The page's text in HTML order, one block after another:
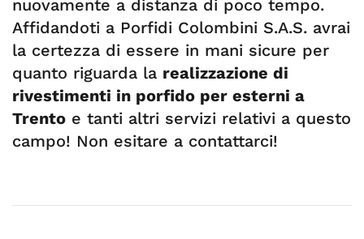
nuovamente a distanza di poco tempo.
Affidandoti a Porfidi Colombini S.A.S. avrai
la certezza di essere in mani sicure per
quanto riguarda la realizzazione di
rivestimenti in porfido per esterni a
Trento e tanti altri servizi relativi a questo
campo! Non esitare a contattarci!